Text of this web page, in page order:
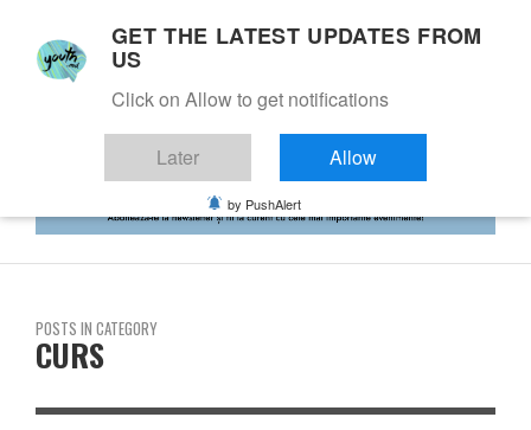
POSTS IN CATEGORY
CURS
GET THE LATEST UPDATES FROM
US
Click on Allow to get notifications
Later Allow
by PushAlert